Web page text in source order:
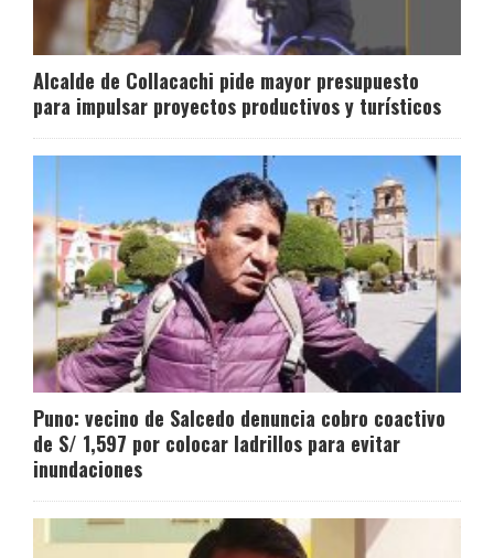
Alcalde de Collacachi pide mayor presupuesto
para impulsar proyectos productivos y turísticos
Puno: vecino de Salcedo denuncia cobro coactivo
de S/ 1,597 por colocar ladrillos para evitar
inundaciones